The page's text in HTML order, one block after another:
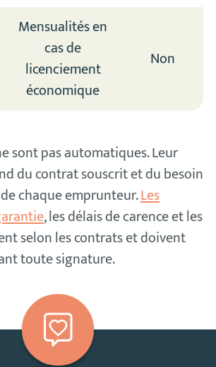
Mensualités en
cas de
licenciement
économique
Non
sont pas automatiques. Leur
du contrat souscrit et du besoin
chaque emprunteur.Les
, les délais de carence et les
selon les contrats et doivent
toute signature.